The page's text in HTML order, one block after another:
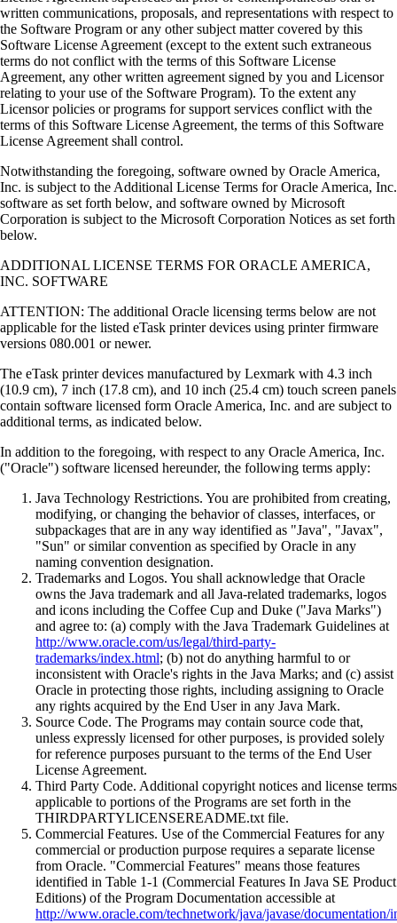
written communications, proposals, and representations with respect to
the Software Program or any other subject matter covered by this
Software License Agreement (except to the extent such extraneous
terms do not conflict with the terms of this Software License
Agreement, any other written agreement signed by you and Licensor
relating to your use of the Software Program). To the extent any
Licensor policies or programs for support services conflict with the
terms of this Software License Agreement, the terms of this Software
License Agreement shall control.
Notwithstanding the foregoing, software owned by Oracle America,
Inc. is subject to the Additional License Terms for Oracle America, Inc.
software as set forth below, and software owned by Microsoft
Corporation is subject to the Microsoft Corporation Notices as set forth
below.
ADDITIONAL LICENSE TERMS FOR ORACLE AMERICA,
INC. SOFTWARE
ATTENTION: The additional Oracle licensing terms below are not
applicable for the listed eTask printer devices using printer firmware
versions 080.001 or newer.
The eTask printer devices manufactured by Lexmark with 4.3 inch
(10.9 cm), 7 inch (17.8 cm), and 10 inch (25.4 cm) touch screen panels
contain software licensed form Oracle America, Inc. and are subject to
additional terms, as indicated below.
In addition to the foregoing, with respect to any Oracle America, Inc.
("Oracle") software licensed hereunder, the following terms apply:
Java Technology Restrictions. You are prohibited from creating,
modifying, or changing the behavior of classes, interfaces, or
subpackages that are in any way identified as "Java", "Javax",
"Sun" or similar convention as specified by Oracle in any
naming convention designation.
Trademarks and Logos. You shall acknowledge that Oracle
owns the Java trademark and all Java-related trademarks, logos
and icons including the Coffee Cup and Duke ("Java Marks")
and agree to: (a) comply with the Java Trademark Guidelines at
http://www.oracle.com/us/legal/third-party-
trademarks/index.html; (b) not do anything harmful to or
inconsistent with Oracle's rights in the Java Marks; and (c) assist
Oracle in protecting those rights, including assigning to Oracle
any rights acquired by the End User in any Java Mark.
Source Code. The Programs may contain source code that,
unless expressly licensed for other purposes, is provided solely
for reference purposes pursuant to the terms of the End User
License Agreement.
Third Party Code. Additional copyright notices and license terms
applicable to portions of the Programs are set forth in the
THIRDPARTYLICENSEREADME.txt file.
Commercial Features. Use of the Commercial Features for any
commercial or production purpose requires a separate license
from Oracle. "Commercial Features" means those features
identified in Table 1-1 (Commercial Features In Java SE Product
Editions) of the Program Documentation accessible at
http://www.oracle.com/technetwork/java/javase/documentation/